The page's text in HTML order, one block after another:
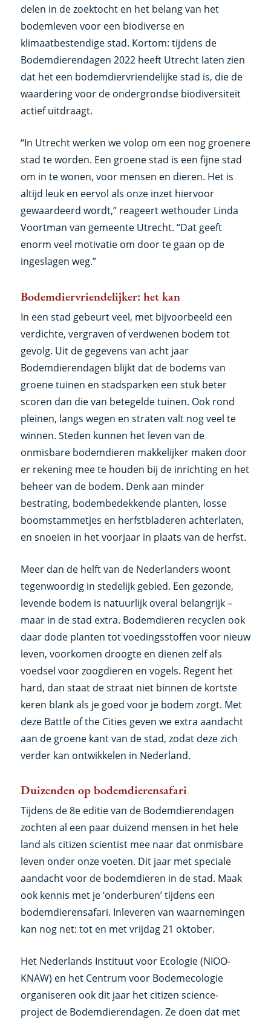
delen in de zoektocht en het belang van het
bodemleven voor een biodiverse en
klimaatbestendige stad. Kortom: tijdens de
Bodemdierendagen 2022 heeft Utrecht laten zien
dat het een bodemdiervriendelijke stad is, die de
waardering voor de ondergrondse biodiversiteit
actief uitdraagt.
“In Utrecht werken we volop om een nog groenere
stad te worden. Een groene stad is een fijne stad
om in te wonen, voor mensen en dieren. Het is
altijd leuk en eervol als onze inzet hiervoor
gewaardeerd wordt,” reageert wethouder Linda
Voortman van gemeente Utrecht. “Dat geeft
enorm veel motivatie om door te gaan op de
ingeslagen weg.”
Bodemdiervriendelijker: het kan
In een stad gebeurt veel, met bijvoorbeeld een
verdichte, vergraven of verdwenen bodem tot
gevolg. Uit de gegevens van acht jaar
Bodemdierendagen blijkt dat de bodems van
groene tuinen en stadsparken een stuk beter
scoren dan die van betegelde tuinen. Ook rond
pleinen, langs wegen en straten valt nog veel te
winnen. Steden kunnen het leven van de
onmisbare bodemdieren makkelijker maken door
er rekening mee te houden bij de inrichting en het
beheer van de bodem. Denk aan minder
bestrating, bodembedekkende planten, losse
boomstammetjes en herfstbladeren achterlaten,
en snoeien in het voorjaar in plaats van de herfst.
Meer dan de helft van de Nederlanders woont
tegenwoordig in stedelijk gebied. Een gezonde,
levende bodem is natuurlijk overal belangrijk –
maar in de stad extra. Bodemdieren recyclen ook
daar dode planten tot voedingsstoffen voor nieuw
leven, voorkomen droogte en dienen zelf als
voedsel voor zoogdieren en vogels. Regent het
hard, dan staat de straat niet binnen de kortste
keren blank als je goed voor je bodem zorgt. Met
deze Battle of the Cities geven we extra aandacht
aan de groene kant van de stad, zodat deze zich
verder kan ontwikkelen in Nederland.
Duizenden op bodemdierensafari
Tijdens de 8e editie van de Bodemdierendagen
zochten al een paar duizend mensen in het hele
land als citizen scientist mee naar dat onmisbare
leven onder onze voeten. Dit jaar met speciale
aandacht voor de bodemdieren in de stad. Maak
ook kennis met je ‘onderburen’ tijdens een
bodemdierensafari. Inleveren van waarnemingen
kan nog net: tot en met vrijdag 21 oktober.
Het Nederlands Instituut voor Ecologie (NIOO-
KNAW) en het Centrum voor Bodemecologie
organiseren ook dit jaar het citizen science-
project de Bodemdierendagen. Ze doen dat met